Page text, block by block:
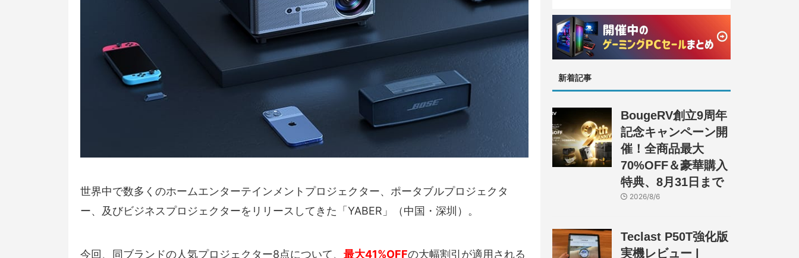
世界中で数多くのホームエンターテインメントプロジェクター、ポータブルプロジェクタ
ー、及びビジネスプロジェクターをリリースしてきた「YABER」（中国・深圳）。
今回、同ブランドの人気プロジェクター8点について、 最大41%OFFの大幅割引が適用される
SALE』開催、
セール情報まと
め
新着記事
BougeRV創立9周年
記念キャンペーン開
催！全商品最大
70%OFF＆豪華購入
特典、8月31日まで
2026/8/6
Teclast P50T強化版
実機レビュー |